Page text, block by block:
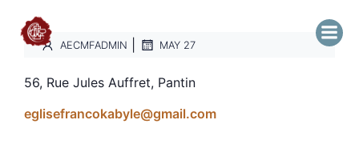
AECMFADMIN MAY 27
56, Rue Jules Auffret, Pantin
eglisefrancokabyle@gmail.com